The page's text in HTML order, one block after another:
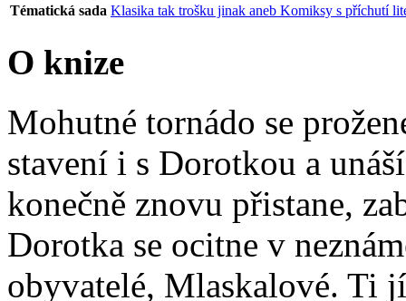
Tématická sada Klasika tak trošku jinak aneb Komiksy s příchutí
O knize
Mohutné tornádo se
stavení i s Dorotkou a
konečně znovu přistane,
Dorotka se ocitne v
obyvatelé, Mlaskalové. Ti